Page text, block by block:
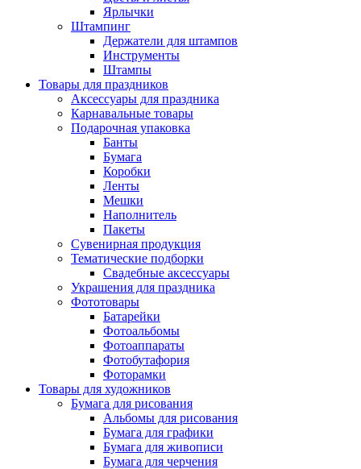
Ярлычки
Штампинг
Держатели для штампов
Инструменты
Штампы
Товары для праздников
Аксессуары для праздника
Карнавальные товары
Подарочная упаковка
Банты
Бумага
Коробки
Ленты
Мешки
Наполнитель
Пакеты
Сувенирная продукция
Тематические подборки
Свадебные аксессуары
Украшения для праздника
Фототовары
Батарейки
Фотоальбомы
Фотоаппараты
Фотобутафория
Фоторамки
Товары для художников
Бумага для рисования
Альбомы для рисования
Бумага для графики
Бумага для живописи
Бумага для черчения